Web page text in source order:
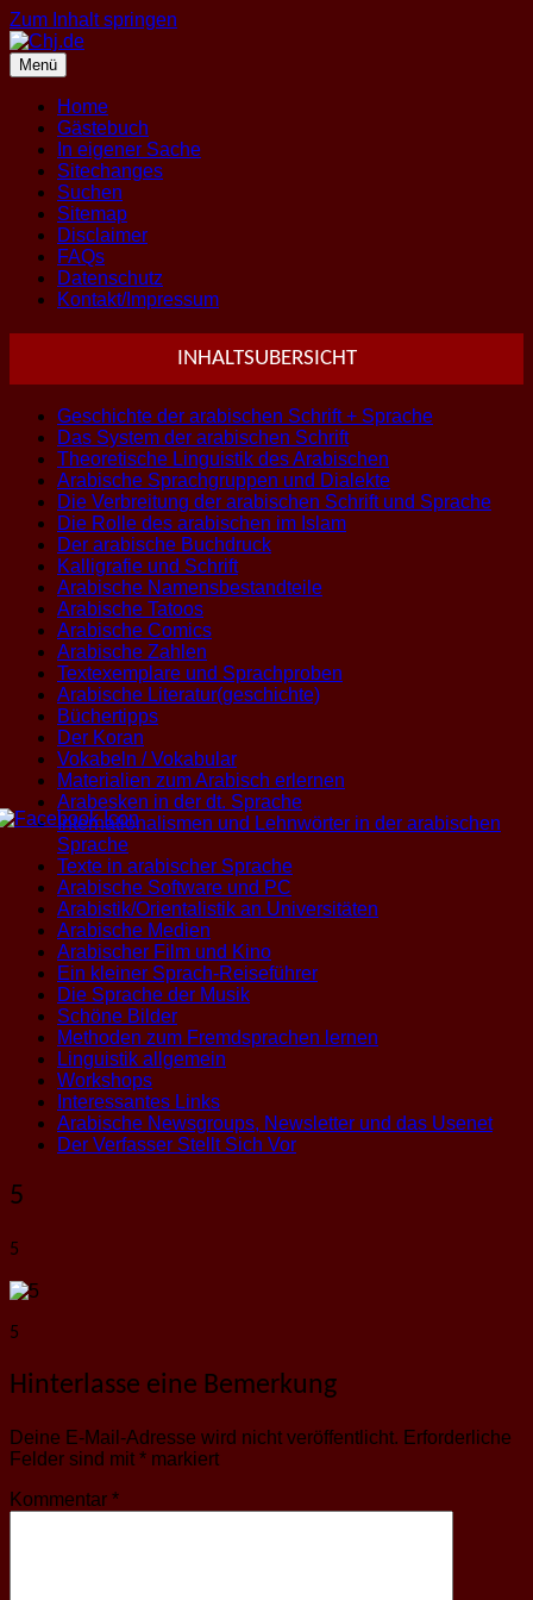
Zum Inhalt springen
Menü
Home
Gästebuch
In eigener Sache
Sitechanges
Suchen
Sitemap
Disclaimer
FAQs
Datenschutz
Kontakt/Impressum
INHALTSUBERSICHT
Geschichte der arabischen Schrift + Sprache
Das System der arabischen Schrift
Theoretische Linguistik des Arabischen
Arabische Sprachgruppen und Dialekte
Die Verbreitung der arabischen Schrift und Sprache
Die Rolle des arabischen im Islam
Der arabische Buchdruck
Kalligrafie und Schrift
Arabische Namensbestandteile
Arabische Tatoos
Arabische Comics
Arabische Zahlen
Textexemplare und Sprachproben
Arabische Literatur(geschichte)
Büchertipps
Der Koran
Vokabeln / Vokabular
Materialien zum Arabisch erlernen
Arabesken in der dt. Sprache
Internationalismen und Lehnwörter in der arabischen
Sprache
Texte in arabischer Sprache
Arabische Software und PC
Arabistik/Orientalistik an Universitäten
Arabische Medien
Arabischer Film und Kino
Ein kleiner Sprach-Reiseführer
Die Sprache der Musik
Schöne Bilder
Methoden zum Fremdsprachen lernen
Linguistik allgemein
Workshops
Interessantes Links
Arabische Newsgroups, Newsletter und das Usenet
Der Verfasser Stellt Sich Vor
5
5
5
Hinterlasse eine Bemerkung
Deine E-Mail-Adresse wird nicht veröffentlicht. Erforderliche
Felder sind mit * markiert
Kommentar *